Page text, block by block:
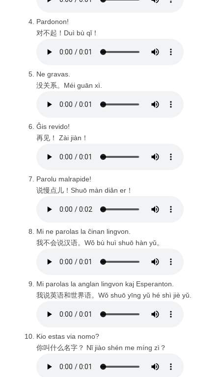
Pardonon!
对不起！Duì bù qǐ！
Ne gravas.
没关系。Méi guān xì.
Ĝis revido!
再见！ Zài jiàn！
Parolu malrapide!
说慢点儿！Shuō màn diǎn er！
Mi ne parolas la ĉinan lingvon.
我不会说汉语。Wǒ bù huì shuō hàn yǔ。
Mi parolas la anglan lingvon kaj Esperanton.
我说英语和世界语。Wǒ shuō yīng yǔ hé shì jiè yǔ.
Kio estas via nomo?
你叫什么名字？ Nǐ jiào shén me míng zì？